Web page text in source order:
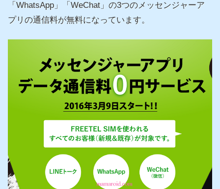
「WhatsApp」「WeChat」の3つのメッセンジャーア
プリの通信料が無料になっています。